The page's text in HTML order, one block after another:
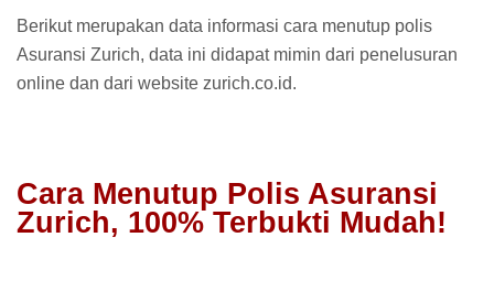
Berikut merupakan data informasi cara menutup polis
Asuransi Zurich, data ini didapat mimin dari penelusuran
online dan dari website zurich.co.id.
Cara Menutup Polis Asuransi
Zurich, 100% Terbukti Mudah!